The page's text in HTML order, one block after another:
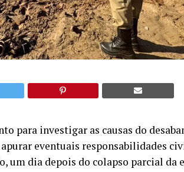
para investigar as causas do
eventuais responsabilidades
um dia depois do colapso parcial da